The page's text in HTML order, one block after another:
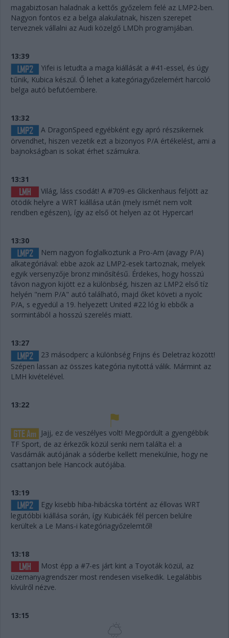
magabiztosan haladnak a kettős győzelem felé az LMP2-ben.
Nagyon fontos ez a belga alakulatnak, hiszen szerepet
terveznek vállalni az Audi közelgő LMDh programjában.
13:39
Yifei is letudta a maga kiállását a #41-essel, és úgy
tűnik, Kubica készül. Ő lehet a kategóriagyőzelemért harcoló
belga autó befutóembere.
13:32
A DragonSpeed egyébként egy apró részsikernek
örvendhet, hiszen vezetik ezt a bizonyos P/A értékelést, ami a
bajnokságban is sokat érhet számukra.
13:31
Világ, láss csodát! A #709-es Glickenhaus feljött az
ötödik helyre a WRT kiállása után (mely ismét nem volt
rendben egészen), így az első öt helyen az öt Hypercar!
13:30
Nem nagyon foglalkoztunk a Pro-Am (avagy P/A)
alkategóriával: ebbe azok az LMP2-esek tartoznak, melyek
egyik versenyzője bronz minősítésű. Érdekes, hogy hosszú
távon nagyon kijött ez a különbség, hiszen az LMP2 első tíz
helyén "nem P/A" autó található, majd őket követi a nyolc
P/A, s egyedül a 19. helyezett United #22 lóg ki ebbők a
sormintából a hosszú szerelés miatt.
13:27
23 másodperc a különbség Frijns és Deletraz között!
Szépen lassan az összes kategória nyitottá válik. Mármint az
LMH kivételével.
13:22
Jajj, ez de veszélyes volt! Megpördült a gyengébbik
TF Sport, de az érkezők közül senki nem találta el: a
Vasdámák autójának a sóderbe kellett menekülnie, hogy ne
csattanjon bele Hancock autójába.
13:19
Egy kisebb hiba-hibácska történt az éllovas WRT
legutóbbi kiállása során, így Kubicáék fél percen belülre
kerültek a Le Mans-i kategóriagyőzelemtől!
13:18
Most épp a #7-es járt kint a Toyoták közül, az
üzemanyagrendszer most rendesen viselkedik. Legalábbis
kívülről nézve.
13:15